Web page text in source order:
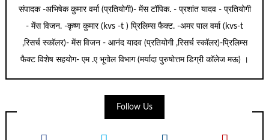
संपादक -अभिषेक कुमार वर्मा (प्रतियोगी)- मेंस टॉपिक. - प्रशांत यादव - प्रतियोगी
- मेंस विजन. -कृष्ण कुमार (kvs -t ) प्रिलिम्स फैक्ट. -अमर पाल वर्मा (kvs-t
,रिसर्च स्कॉलर)- मेंस विजन - आनंद यादव (प्रतियोगी ,रिसर्च स्कॉलर)-प्रिलिम्स
फैक्ट विशेष सहयोग- एम .ए भूगोल विभाग (मर्यादा पुरुषोत्तम डिग्री कॉलेज मऊ) ।
Follow Us